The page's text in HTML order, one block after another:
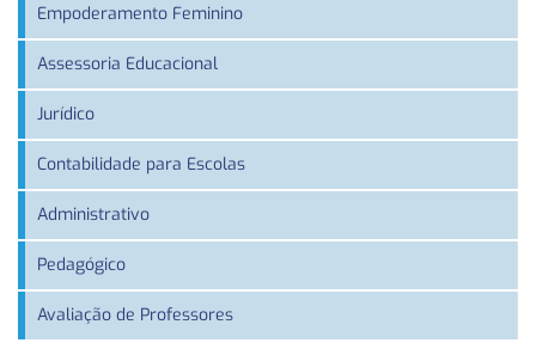
Empoderamento Feminino
Assessoria Educacional
Jurídico
Contabilidade para Escolas
Administrativo
Pedagógico
Avaliação de Professores